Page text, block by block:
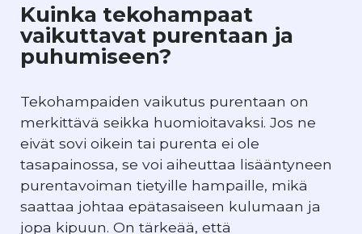
Kuinka tekohampaat
vaikuttavat purentaan ja
puhumiseen?
Tekohampaiden vaikutus purentaan on
merkittävä seikka huomioitavaksi. Jos ne
eivät sovi oikein tai purenta ei ole
tasapainossa, se voi aiheuttaa lisääntyneen
purentavoiman tietyille hampaille, mikä
saattaa johtaa epätasaiseen kulumaan ja
jopa kipuun. On tärkeää, että